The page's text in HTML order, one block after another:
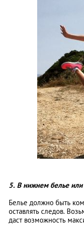
5. В нижнем белье или
Белье должно быть
оставлять следов.
даст возможность